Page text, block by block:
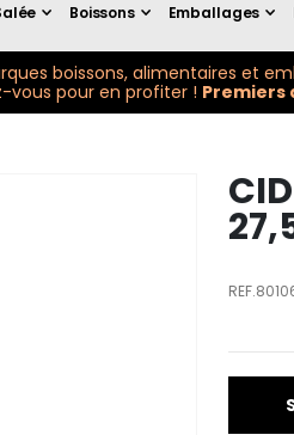
Boissons Emballages
boissons, alimentaires et
vous pour en profiter ! Premiers